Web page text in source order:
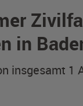
in
insgesamt 1